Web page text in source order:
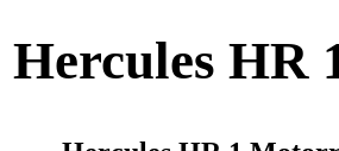
Hercules HR